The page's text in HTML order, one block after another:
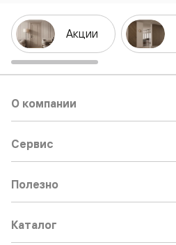
Акции
О компании
Сервис
Полезно
Каталог